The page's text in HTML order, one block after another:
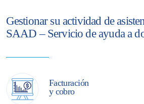
Gestionar su actividad de
SAAD – Servicio de ayuda a
Facturación
y cobro